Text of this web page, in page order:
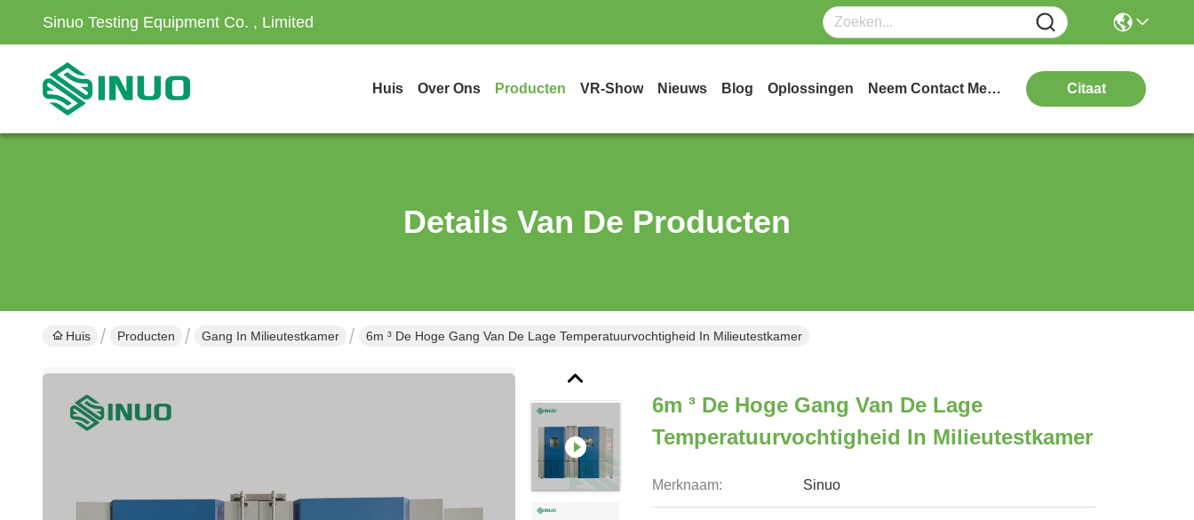
Sinuo Testing Equipment Co. , Limited
Huis Over Ons Producten VR-Show Nieuws Blog Oplossingen Neem Contact Met Ons Op Citaat
Details Van De Producten
Huis Producten Gang In Milieutestkamer 6m ³ De Hoge Gang Van De Lage Temperatuurvochtigheid In Milieutestkamer
6m ³ De Hoge Gang Van De Lage
Temperatuurvochtigheid In Milieutestkamer
Merknaam: Sinuo